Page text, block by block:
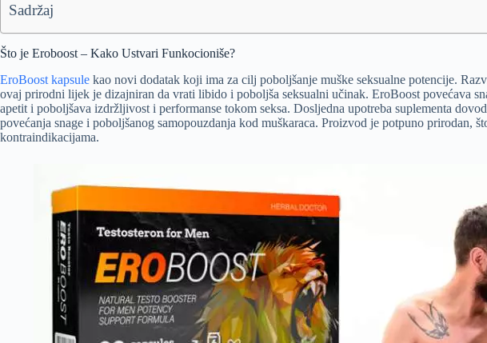
Sadržaj
Što je Eroboost – Kako Ustvari Funkocioniše?
EroBoost kapsule kao novi dodatak koji ima za cilj poboljšanje muške seksualne potencije.
ovaj prirodni lijek je dizajniran da vrati libido i poboljša seksualni učinak. EroBoost povećava
apetit i poboljšava izdržljivost i performanse tokom seksa. Dosljedna upotreba suplementa
povećanja snage i poboljšanog samopouzdanja kod muškaraca. Proizvod je potpuno prirodan,
kontraindikacijama.